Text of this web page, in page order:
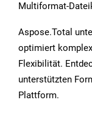
Multiformat-
Aspose.Total
optimiert
Flexibilität.
unterstützten
Plattform.